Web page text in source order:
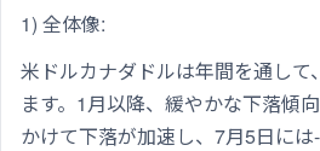
1) 全体像:
米ドルカナダドルは年間を通して
ます。1月以降、緩やかな下落傾
かけて下落が加速し、7月5日に